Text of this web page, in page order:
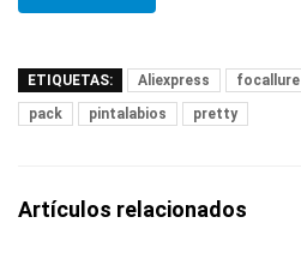
ETIQUETAS: Aliexpress focallure
pack
pintalabios pretty
Artículos relacionados